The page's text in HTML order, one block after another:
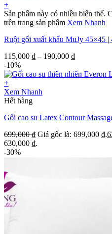
+
Sản phẩm này có nhiều biến thể.
trên trang sản phẩm Xem Nhanh
Ruột gối xuất khẩu MuJy 45×45 |
115,000 ₫ – 190,000 ₫
-10%
+
Xem Nhanh
Hết hàng
Gối cao su Latex Contour
699,000₫ Giá gốc là: 699,000 ₫.
630,000 ₫.
-30%